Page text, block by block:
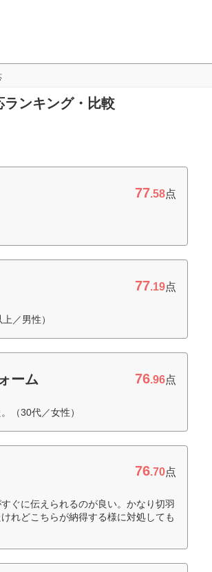
ランキング・比較
77.58点
77.19点
／男性）
ーム 76.96点
（30代／女性）
76.70点
ぐに伝えられるのが良い。かなり切羽
れどこちらが納得する様に対処しても